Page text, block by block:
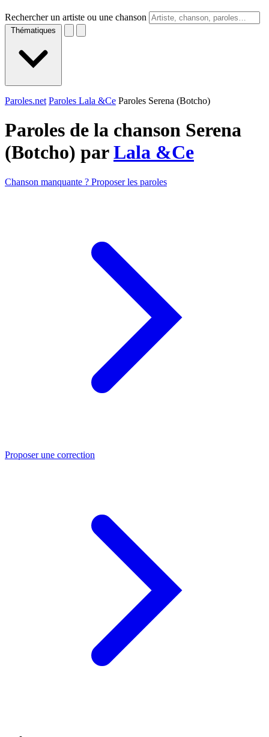
Rechercher un artiste ou une chanson
Thématiques
Paroles.net Paroles Lala &Ce Paroles Serena (Botcho)
Paroles de la chanson Serena
(Botcho) parLala &Ce
Chanson manquante ? Proposer les paroles
Proposer une correction